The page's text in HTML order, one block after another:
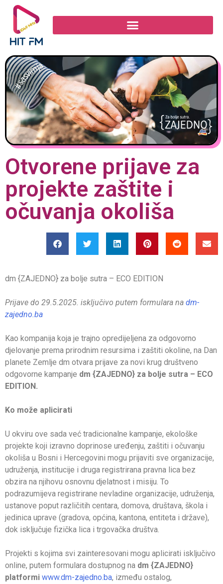
Otvorene prijave za
projekte zaštite i
očuvanja okoliša
dm {ZAJEDNO} za bolje sutra – ECO EDITION
Prijave do 29.5.2025. isključivo putem formulara na dm-
zajedno.ba
Kao kompanija koja je trajno opredijeljena za odgovorno
djelovanje prema prirodnim resursima i zaštiti okoline, na Dan
planete Zemlje dm otvara prijave za novi krug društveno
odgovorne kampanje dm {ZAJEDNO} za bolje sutra – ECO
EDITION.
Ko može aplicirati
U okviru ove sada već tradicionalne kampanje, ekološke
projekte koji izravno doprinose uređenju, zaštiti i očuvanju
okoliša u Bosni i Hercegovini mogu prijaviti sve organizacije,
udruženja, institucije i druga registrirana pravna lica bez
obzira na njihovu osnovnu djelatnost i misiju. To
podrazumijeva registrirane nevladine organizacije, udruženja,
ustanove poput različitih centara, domova, društava, škola i
jedinica uprave (gradova, općina, kantona, entiteta i države),
dok isključuje fizička lica i trgovačka društva.
Projekti s kojima svi zainteresovani mogu aplicirati isključivo
online, putem formulara dostupnog na dm {ZAJEDNO}
platformi www.dm-zajedno.ba, između ostalog,